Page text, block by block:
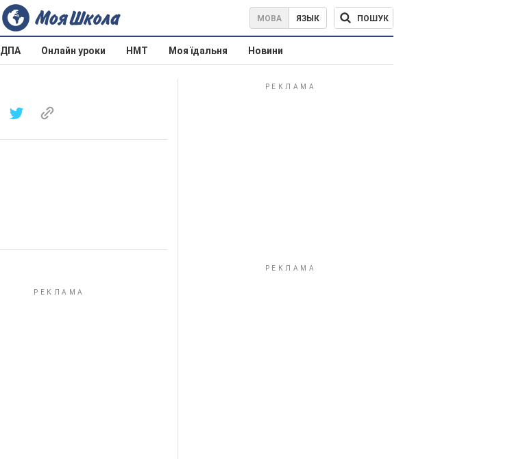
МОВА ЯЗЫК ПОШУК
ДПА Онлайн уроки НМТ Моя їдальня Новини